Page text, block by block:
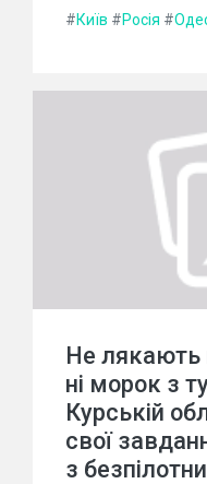
#Київ #Росія #
Не лякають
ні морок з
Курській
свої
з